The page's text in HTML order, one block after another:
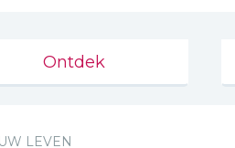
Ontdek
LEVEN